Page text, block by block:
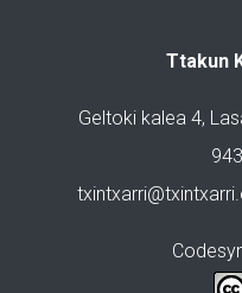
Ttakun
Geltoki kalea 4,